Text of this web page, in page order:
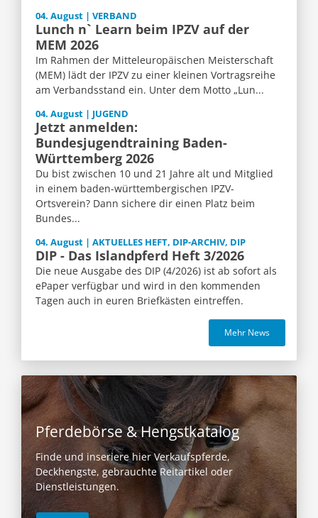
04. August | VERBAND
Lunch n` Learn beim IPZV auf der
MEM 2026
Im Rahmen der Mitteleuropäischen Meisterschaft
(MEM) lädt der IPZV zu einer kleinen Vortragsreihe
am Verbandsstand ein. Unter dem Motto „Lun...
04. August | JUGEND
Jetzt anmelden:
Bundesjugendtraining Baden-
Württemberg 2026
Du bist zwischen 10 und 21 Jahre alt und Mitglied
in einem baden-württembergischen IPZV-
Ortsverein? Dann sichere dir einen Platz beim
Bundes...
04. August | AKTUELLES HEFT, DIP-ARCHIV, DIP
DIP - Das Islandpferd Heft 3/2026
Die neue Ausgabe des DIP (4/2026) ist ab sofort als
ePaper verfügbar und wird in den kommenden
Tagen auch in euren Briefkästen eintreffen.
Mehr News
Pferdebörse & Hengstkatalog
Finde und inseriere hier Verkaufspferde,
Deckhengste, gebrauchte Reitartikel oder
Dienstleistungen.